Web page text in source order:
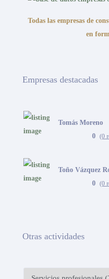
Todas las empresas de
en
Empresas destacadas
Tomás Moreno
0 (0
0 (0
Otras actividades